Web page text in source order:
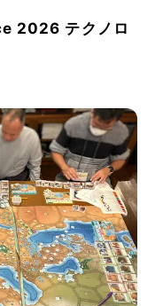
2026 テクノロ